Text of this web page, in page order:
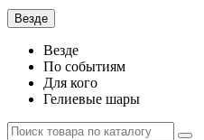
Везде
Везде
По событиям
Для кого
Гелиевые шары